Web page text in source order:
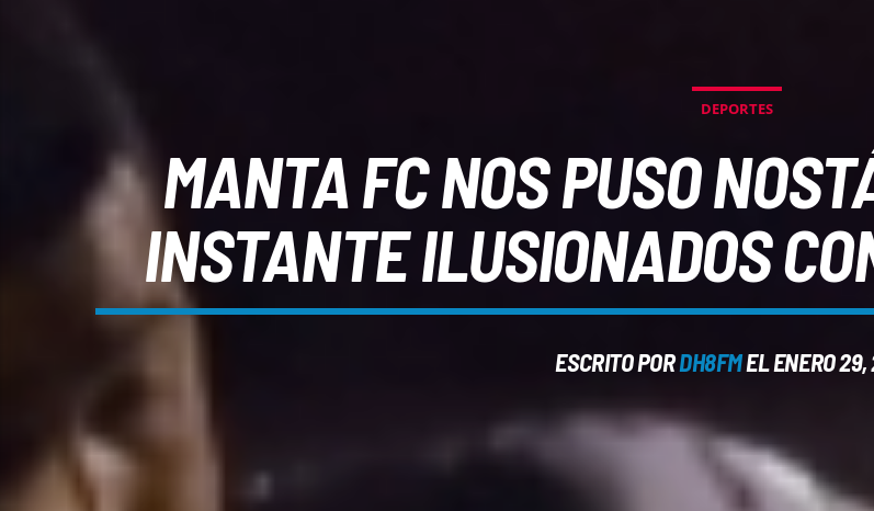
DEPORTES
MANTA FC NOS PUSO
INSTANTE ILUSIONADOS
ESCRITO PORDH8FMEL ENERO